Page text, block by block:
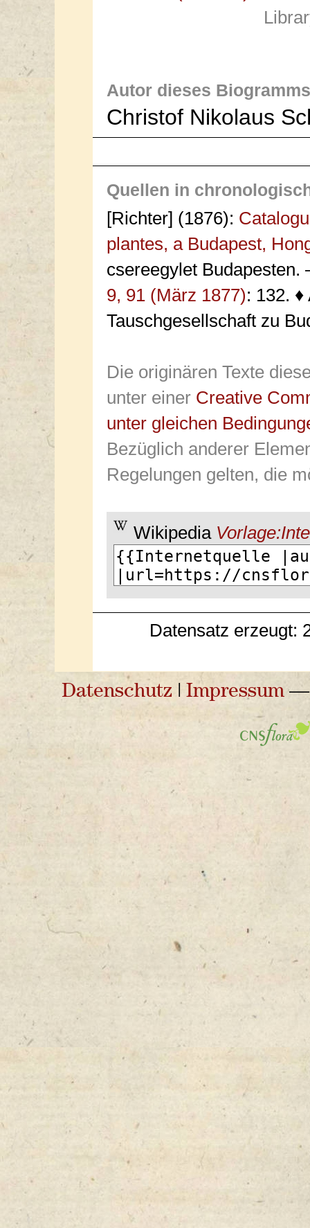
Autor dieses
Christof Nikolaus
Quellen in
[Richter] (1876):
plantes, a Budapest,
csereegylet
9, 91 (März 1877): 132.
Tauschgesellschaft zu
Die originären Texte
unter einer Creative
unter gleichen
Bezüglich anderer
Regelungen gelten, die
Wikipedia
Datensatz erzeugt:
Datenschutz Impressum—